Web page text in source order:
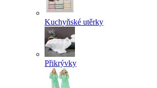
Kuchyňské utěrky
Přikrývky